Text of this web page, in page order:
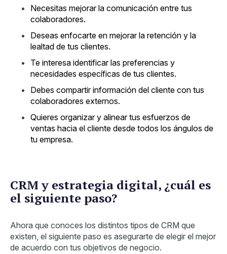
Necesitas mejorar la comunicación entre tus
colaboradores.
Deseas enfocarte en mejorar la retención y la
lealtad de tus clientes.
Te interesa identificar las preferencias y
necesidades específicas de tus clientes.
Debes compartir información del cliente con tus
colaboradores externos.
Quieres organizar y alinear tus esfuerzos de
ventas hacia el cliente desde todos los ángulos de
tu empresa.
CRM y estrategia digital, ¿cuál es
el siguiente paso?
Ahora que conoces los distintos tipos de CRM que
existen, el siguiente paso es asegurarte de elegir el mejor
de acuerdo con tus objetivos de negocio.